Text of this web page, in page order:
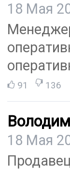
18 Мая
91 136
18 Мая